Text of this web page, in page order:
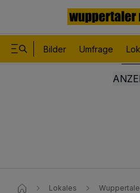
Bilder Umfrage
Lokales